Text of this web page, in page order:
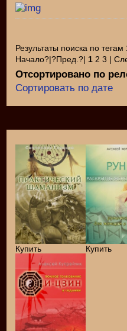
Результаты поиска по тегам
Начало?|?Пред.?| 1 2 3 |
Отсортировано по
Сортировать по дате
Купить Купить